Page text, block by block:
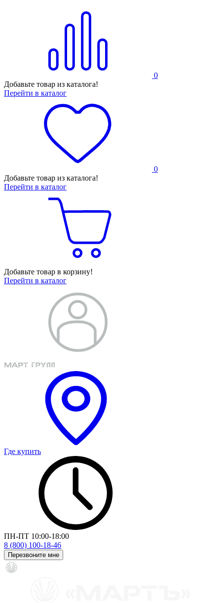
0
Добавьте товар из каталога!
Перейти в каталог
0
Добавьте товар из каталога!
Перейти в каталог
Добавьте товар в корзину!
Перейти в каталог
Где купить
ПН-ПТ 10:00-18:00
8 (800) 100-18-46
Перезвоните мне